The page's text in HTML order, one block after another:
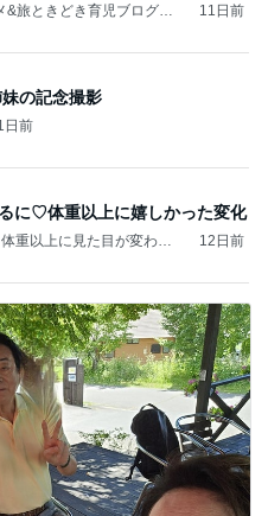
旅ときどき育児ブログ
11日前
の記念撮影
日前
に♡体重以上に嬉しかった変化
重以上に見た目が変わる
12日前